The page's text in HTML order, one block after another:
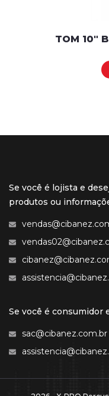
TOM 10"
Se você é lojista e
produtos ou
Se você é consumidor
sac@cibanez.com.br